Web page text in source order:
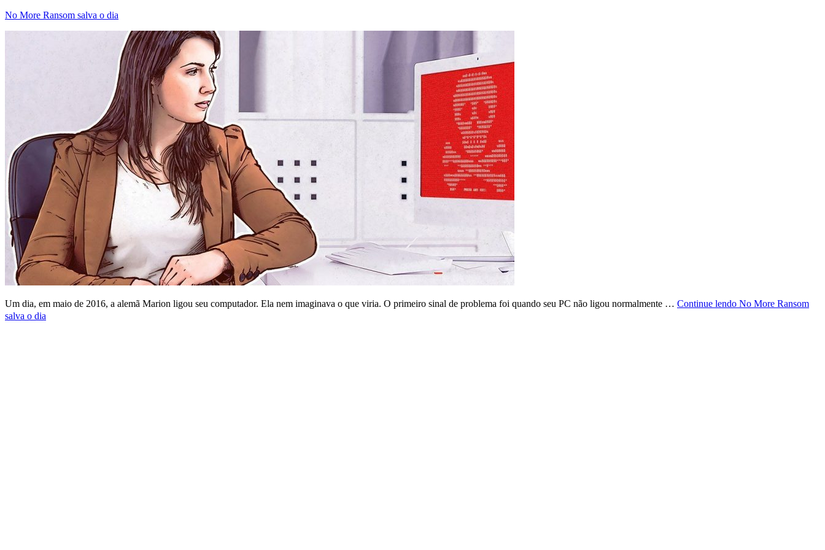
No More Ransom salva o dia
Um dia, em maio de 2016, a alemã Marion ligou seu computador. Ela nem imaginava o que viria. O primeiro sinal de problema foi quando seu PC não ligou normalmente … Continue lendo No More Ransom
salva o dia